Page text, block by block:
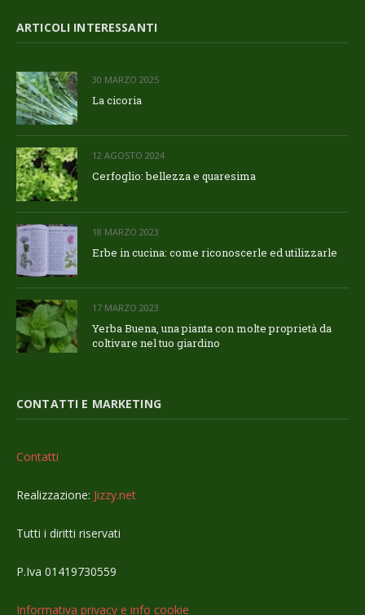
ARTICOLI INTERESSANTI
30 MARZO 2025
La cicoria
12 AGOSTO 2024
Cerfoglio: bellezza e quaresima
18 MARZO 2023
Erbe in cucina: come riconoscerle ed utilizzarle
17 MARZO 2023
Yerba Buena, una pianta con molte proprietà da
coltivare nel tuo giardino
CONTATTI E MARKETING
Contatti
Realizzazione: Jizzy.net
Tutti i diritti riservati
P.Iva 01419730559
Informativa privacy e info cookie